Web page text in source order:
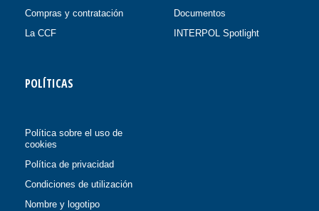
Compras y contratación
La CCF
Documentos
INTERPOL Spotlight
POLÍTICAS
Política sobre el uso de
cookies
Política de privacidad
Condiciones de utilización
Nombre y logotipo